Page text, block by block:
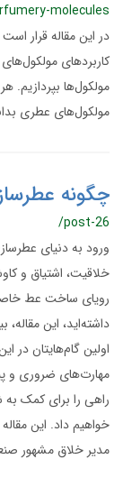
molecules
در این مقاله قرار
کاربردهای
مولکول‌‌ها بپردازیم.
مولکول‌های عطری
چگونه
/post-26
ورود به دنیای
خلاقیت، اشتیاق و
رویای ساخت عط
داشته‌اید، این
اولین گام‌هایتان در
مهارت‌های ضروری و
راهی را برای کمک به
مدیر خلاق مشهور